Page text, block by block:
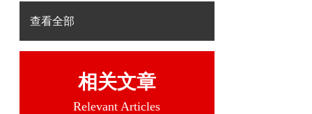
查看全部
相关文章
Relevant Articles